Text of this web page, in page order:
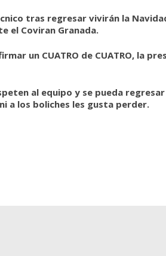
tras regresar vivirán la
el Coviran Granada.
un CUATRO de CUATRO, la
al equipo y se pueda
a los boliches les gusta perder.